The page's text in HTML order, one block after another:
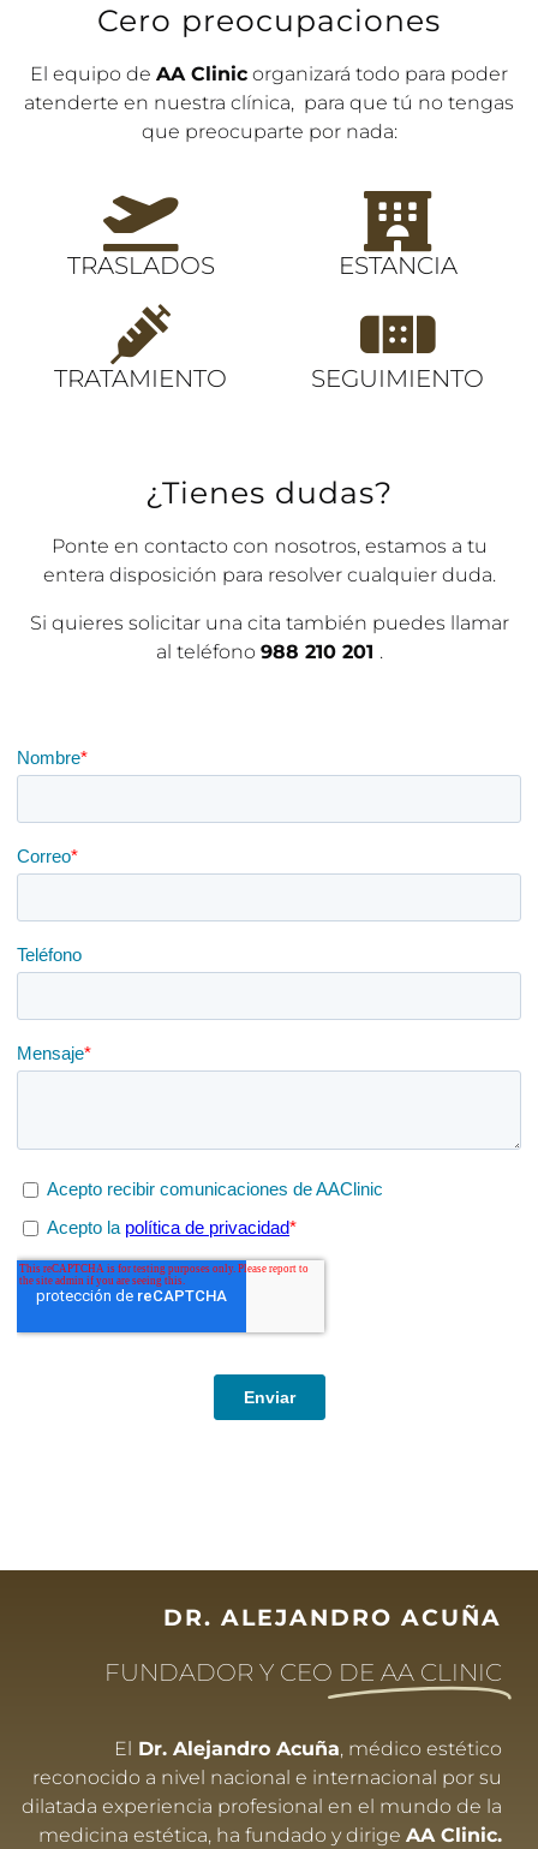
Cero preocupaciones
El equipo de AA Clinic organizará todo para poder
atenderte en nuestra clínica, para que tú no tengas
que preocuparte por nada:
TRASLADOS ESTANCIA
TRATAMIENTO SEGUIMIENTO
¿Tienes dudas?
Ponte en contacto con nosotros, estamos a tu
entera disposición para resolver cualquier duda.
Si quieres solicitar una cita también puedes llamar
al teléfono 988 210 201 .
DR. ALEJANDRO ACUÑA
FUNDADOR Y CEO DE AA CLINIC
El Dr. Alejandro Acuña, médico estético
reconocido a nivel nacional e internacional por su
dilatada experiencia profesional en el mundo de la
medicina estética, ha fundado y dirige AA Clinic.